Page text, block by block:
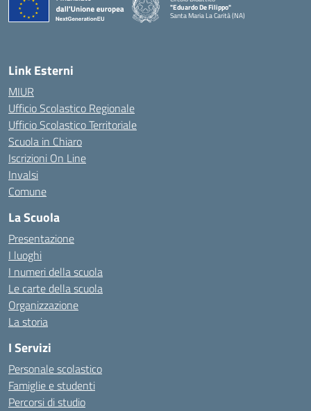
"Eduardo De Filippo"
Santa Maria La Carità (NA)
Link Esterni
MIUR
Ufficio Scolastico Regionale
Ufficio Scolastico Territoriale
Scuola in Chiaro
Iscrizioni On Line
Invalsi
Comune
La Scuola
Presentazione
I luoghi
I numeri della scuola
Le carte della scuola
Organizzazione
La storia
I Servizi
Personale scolastico
Famiglie e studenti
Percorsi di studio